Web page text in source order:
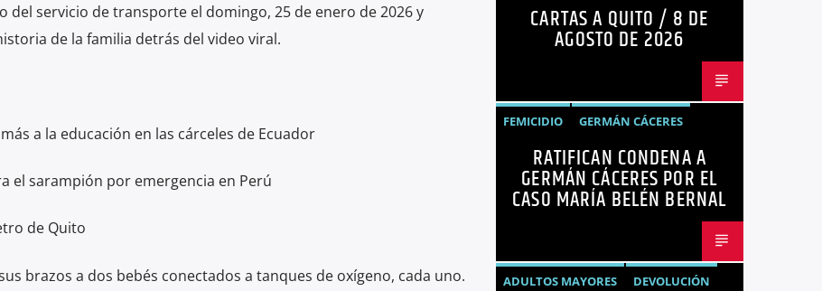
del servicio de transporte el domingo, 25 de enero de 2026 y
de la familia detrás del video viral.
a la educación en las cárceles de Ecuador
el sarampión por emergencia en Perú
de Quito
brazos a dos bebés conectados a tanques de oxígeno, cada uno.
OPINIÓNCARTAS A QUITO / 8 DE
AGOSTO DE 2026
FEMICIDIO
GERMÁN CÁCERES
MARÍA BELÉN BERNAL
NOTICIAS
SEGURIDAD
RATIFICAN CONDENA A
GERMÁN CÁCERES POR EL
CASO MARÍA BELÉN BERNAL
ADULTOS MAYORES
DEVOLUCIÓN